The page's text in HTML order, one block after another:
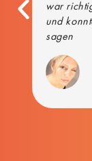
war
und
sagen